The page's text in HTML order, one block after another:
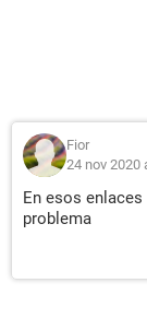
Fior
24 nov 2020
En esos
problema